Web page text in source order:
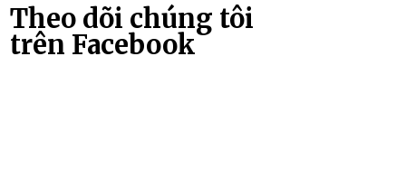
Theo dõi chúng tôi
trên Facebook